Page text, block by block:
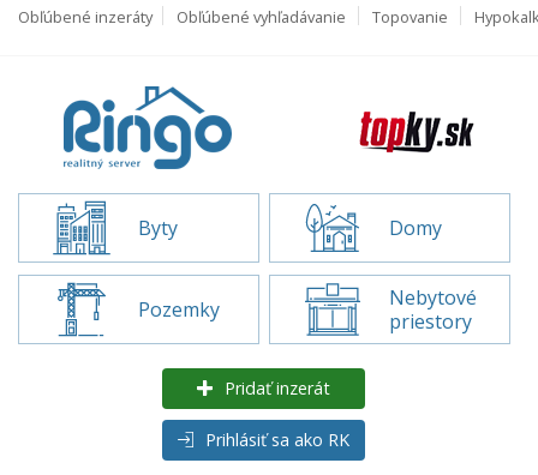
Obľúbené inzeráty Obľúbené vyhľadávanie Topovanie
Byty Domy
Pozemky
Nebytové
priestory
Pridať inzerát
Prihlásiť sa ako RK